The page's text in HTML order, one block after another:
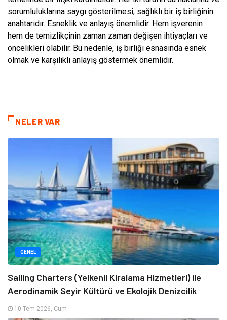
sorumluluklarına saygı gösterilmesi, sağlıklı bir iş birliğinin
anahtarıdır. Esneklik ve anlayış önemlidir. Hem işverenin
hem de temizlikçinin zaman zaman değişen ihtiyaçları ve
öncelikleri olabilir. Bu nedenle, iş birliği esnasında esnek
olmak ve karşılıklı anlayış göstermek önemlidir.
NELER VAR
GENEL
Sailing Charters (Yelkenli Kiralama Hizmetleri) ile
Aerodinamik Seyir Kültürü ve Ekolojik Denizcilik
10 Tem 2026, Cum